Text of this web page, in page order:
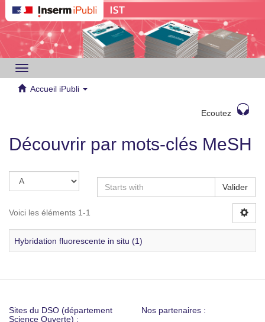
Toggle
navigation
Accueil iPubli
Ecoutez
Découvrir par mots-clés MeSH
Valider
Voici les éléments 1-1
Hybridation fluorescente in situ (1)
Sites du DSO (département
Science Ouverte) :
Nos partenaires :